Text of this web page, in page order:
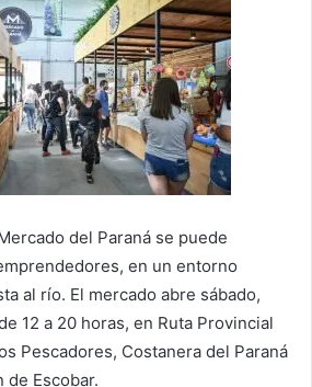
del Paraná se puede
en un entorno
al río. El mercado abre sábado,
12 a 20 horas, en Ruta Provincial
Pescadores, Costanera del Paraná
de Escobar.